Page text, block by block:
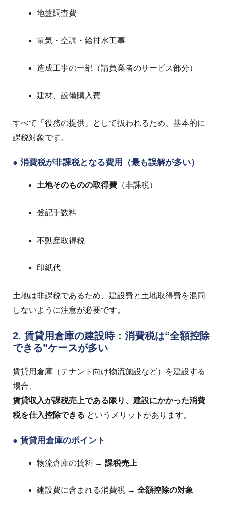
地盤調査費
電気・空調・給排水工事
造成工事の一部（請負業者のサービス部分）
建材、設備購入費
すべて「役務の提供」として扱われるため、基本的に
課税対象です。
● 消費税が非課税となる費用（最も誤解が多い）
土地そのものの取得費（非課税）
登記手数料
不動産取得税
印紙代
土地は非課税であるため、建設費と土地取得費を混同
しないように注意が必要です。
2. 賃貸用倉庫の建設時：消費税は“全額控除
できる”ケースが多い
賃貸用倉庫（テナント向け物流施設など）を建設する
場合、
賃貸収入が課税売上である限り、建設にかかった消費
税を仕入控除できる というメリットがあります。
● 賃貸用倉庫のポイント
物流倉庫の賃料 → 課税売上
建設費に含まれる消費税 → 全額控除の対象